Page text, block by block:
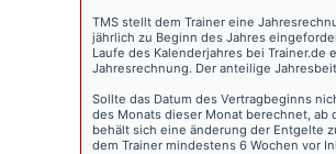
TMS stellt dem Trainer eine
jährlich zu Beginn des Jahres
Laufe des Kalenderjahres bei
Jahresrechnung. Der anteilige
Sollte das Datum des Vertragbeginns
des Monats dieser Monat berechnet, ab
behält sich eine änderung der Entgelte
dem Trainer mindestens 6 Wochen vor